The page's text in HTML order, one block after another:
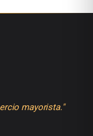
mayorista."